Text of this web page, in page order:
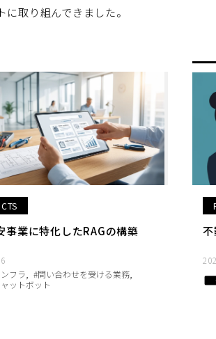
取り組んできました。
事業に特化したRAGの構築
フラ
#問い合わせを受ける業務
ットボット